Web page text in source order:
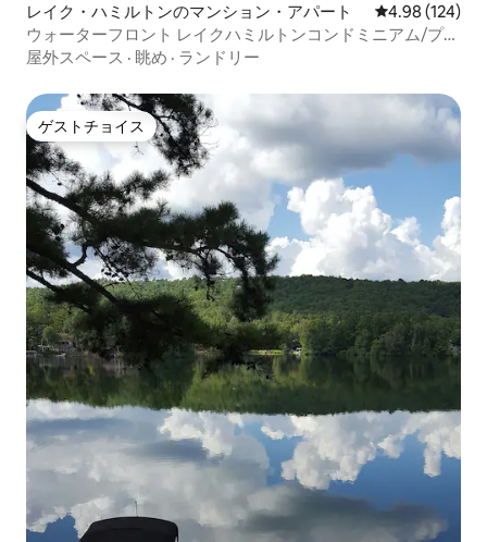
レイク・ハミルトンのマンション・アパート レビュー124
4.98 (124)
ウォーターフロント レイクハミルトンコンドミニアム/プー
ル/ボートスリップ
屋外スペース · 眺め · ランドリー
ゲストチョイス
ゲストチョイス